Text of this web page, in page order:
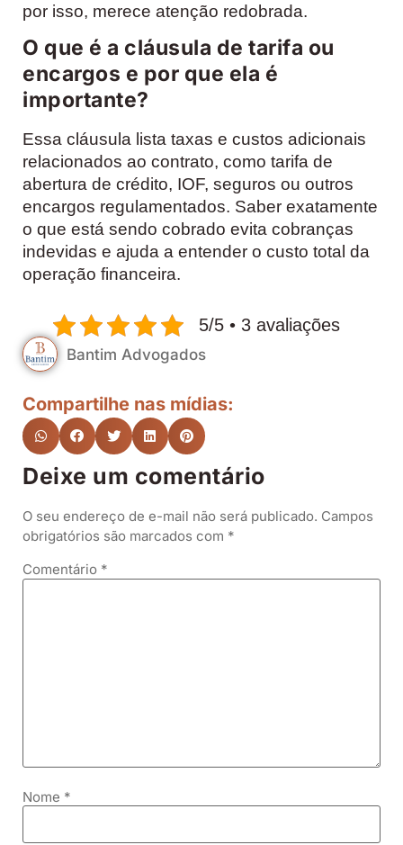
por isso, merece atenção redobrada.
O que é a cláusula de tarifa ou
encargos e por que ela é
importante?
Essa cláusula lista taxas e custos adicionais
relacionados ao contrato, como tarifa de
abertura de crédito, IOF, seguros ou outros
encargos regulamentados. Saber exatamente
o que está sendo cobrado evita cobranças
indevidas e ajuda a entender o custo total da
operação financeira.
5/5 • 3 avaliações
Bantim Advogados
Compartilhe nas mídias:
Deixe um comentário
O seu endereço de e-mail não será publicado. Campos
obrigatórios são marcados com *
Comentário *
Nome *